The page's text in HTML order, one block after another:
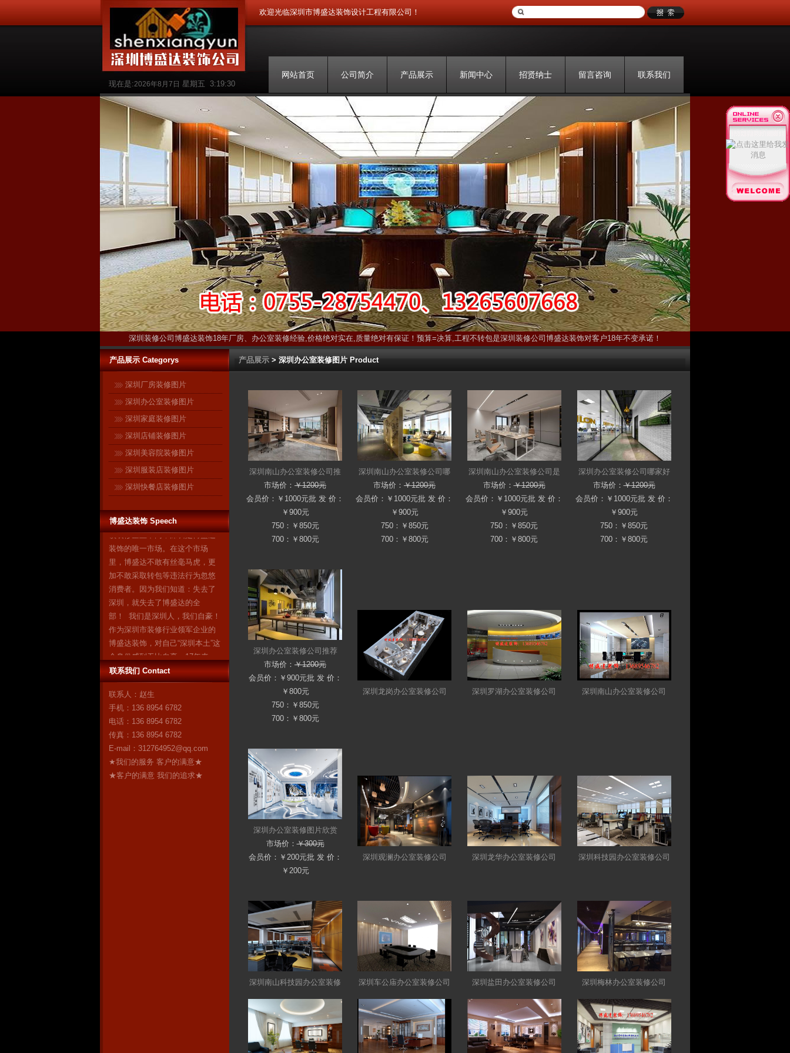
欢迎光临深圳市博盛达装饰设计工程有限公司！
现在是:2026年8月7日 星期五 3:19:31
联系我们
留言咨询
招贤纳士
新闻中心
产品展示
公司简介
网站首页
深圳装修公司博盛达装饰18年厂房、办公室装修经验,价格绝对实在,质量绝对有保证！预算=决算,工程不转包是深圳装修公司博盛达装饰对客户18年不变承诺！
产品展示 Categorys
深圳厂房装修图片
深圳办公室装修图片
深圳家庭装修图片
深圳店铺装修图片
深圳美容院装修图片
深圳服装店装修图片
深圳快餐店装修图片
博盛达装饰 Speech
博盛达装饰只装深圳 ------17年扎
根深圳本土！17年信誉保证！ 与
很多在全国各地开有分公司的连
锁装修企业不同，深圳是博盛达
装饰的唯一市场。在这个市场
里，博盛达不敢有丝毫马虎，更
加不敢采取转包等违法行为忽悠
消费者。因为我们知道：失去了
深圳，就失去了博盛达的全
部！ 我们是深圳人，我们自豪！
作为深圳市装修行业领军企业的
博盛达装饰，对自己“深圳本土”这
个身份感到无比自豪。17年来，
博盛达 更多
联系我们 Contact
联系人：赵生
手机：136 8954 6782
电话：136 8954 6782
传真：136 8954 6782
E-mail： 312764952@qq.com
★我们的服务 客户的满意★
★客户的满意 我们的追求★
产品展示 > 深圳办公室装修图片 Product
深圳南山办公室装修公司推
市场价： ￥1200元
会员价： ￥1000元批 发 价：
￥900元
750：￥850元
700：￥800元
深圳南山办公室装修公司哪
市场价： ￥1200元
会员价： ￥1000元批 发 价：
￥900元
750：￥850元
700：￥800元
深圳南山办公室装修公司是
市场价：￥1200元
会员价： ￥1000元批 发 价：
￥900元
750：￥850元
700：￥800元
深圳办公室装修公司哪家好
市场价：￥1200元
会员价： ￥1000元批 发 价：
￥900元
750：￥850元
700：￥800元
深圳办公室装修公司推荐
市场价： ￥1200元
会员价： ￥900元批 发 价：
￥800元
750：￥850元
700：￥800元
深圳龙岗办公室装修公司 深圳罗湖办公室装修公司 深圳南山办公室装修公司
深圳办公室装修图片欣赏
市场价：￥300元
会员价： ￥200元批 发 价：
￥200元
深圳观澜办公室装修公司 深圳龙华办公室装修公司 深圳科技园办公室装修公司
深圳南山科技园办公室装修 深圳车公庙办公室装修公司 深圳盐田办公室装修公司 深圳梅林办公室装修公司